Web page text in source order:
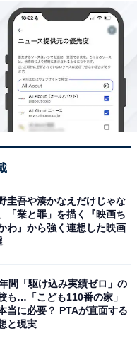
はアートと究極の
圭吾や湊かなえだけじゃな
「業と罪」を描く『映画ち
わ』から強く連想した映画
間「駆け込み実績ゼロ」の
も…「こども110番の家」
当に必要？ PTAが直面する
と現実